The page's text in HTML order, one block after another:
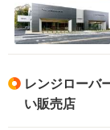
レンジローバ
い販売店